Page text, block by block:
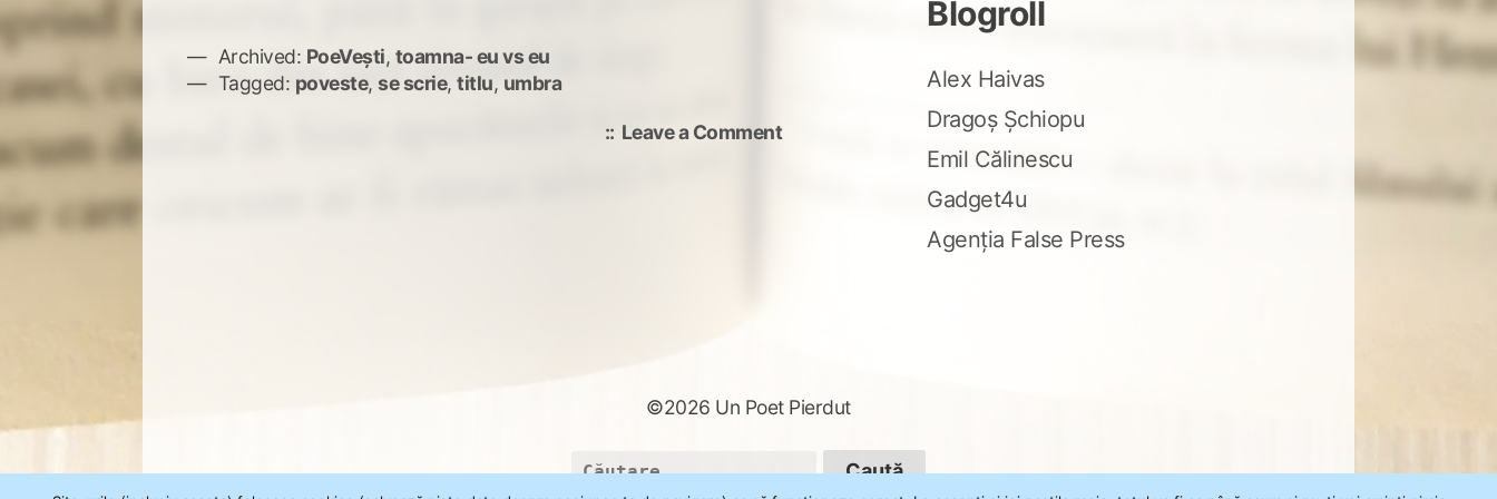
Archived: PoeVești, toamna- eu vs eu
Tagged: poveste,se scrie,titlu, umbra
Leave a Commenton
Blogroll
Alex Haivas
Dragoș Șchiopu
Emil Călinescu
Gadget4u
Agenția False Press
©2026 Un Poet Pierdut
Caută